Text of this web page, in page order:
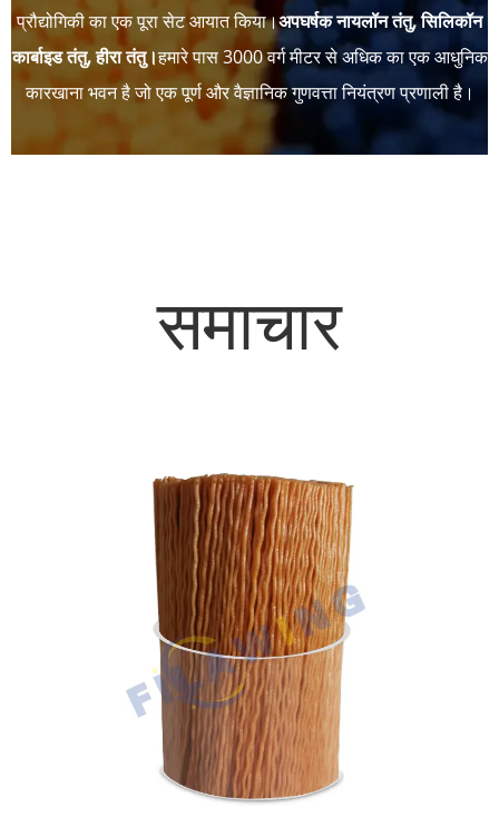
प्रौद्योगिकी का एक पूरा सेट आयात किया।अपघर्षक नायलॉन तंतु, सिलिकॉन
कार्बाइड तंतु, हीरा तंतु।हमारे पास 3000 वर्ग मीटर से अधिक का एक आधुनिक
कारखाना भवन है जो एक पूर्ण और वैज्ञानिक गुणवत्ता नियंत्रण प्रणाली है।
समाचार